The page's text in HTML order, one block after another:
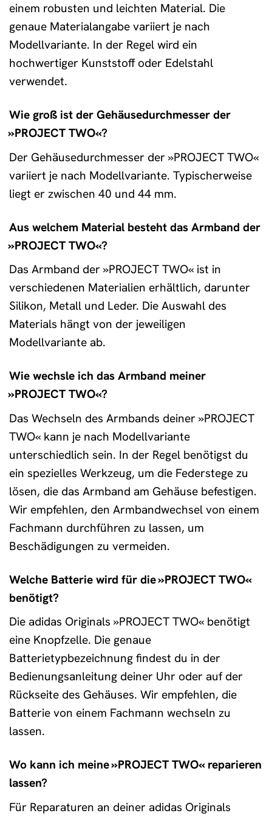
einem robusten und leichten Material. Die
genaue Materialangabe variiert je nach
Modellvariante. In der Regel wird ein
hochwertiger Kunststoff oder Edelstahl
verwendet.
Wie groß ist der Gehäusedurchmesser der
»PROJECT TWO«?
Der Gehäusedurchmesser der »PROJECT TWO«
variiert je nach Modellvariante. Typischerweise
liegt er zwischen 40 und 44 mm.
Aus welchem Material besteht das Armband der
»PROJECT TWO«?
Das Armband der »PROJECT TWO« ist in
verschiedenen Materialien erhältlich, darunter
Silikon, Metall und Leder. Die Auswahl des
Materials hängt von der jeweiligen
Modellvariante ab.
Wie wechsle ich das Armband meiner
»PROJECT TWO«?
Das Wechseln des Armbands deiner »PROJECT
TWO« kann je nach Modellvariante
unterschiedlich sein. In der Regel benötigst du
ein spezielles Werkzeug, um die Federstege zu
lösen, die das Armband am Gehäuse befestigen.
Wir empfehlen, den Armbandwechsel von einem
Fachmann durchführen zu lassen, um
Beschädigungen zu vermeiden.
Welche Batterie wird für die »PROJECT TWO«
benötigt?
Die adidas Originals »PROJECT TWO« benötigt
eine Knopfzelle. Die genaue
Batterietypbezeichnung findest du in der
Bedienungsanleitung deiner Uhr oder auf der
Rückseite des Gehäuses. Wir empfehlen, die
Batterie von einem Fachmann wechseln zu
lassen.
Wo kann ich meine »PROJECT TWO« reparieren
lassen?
Für Reparaturen an deiner adidas Originals